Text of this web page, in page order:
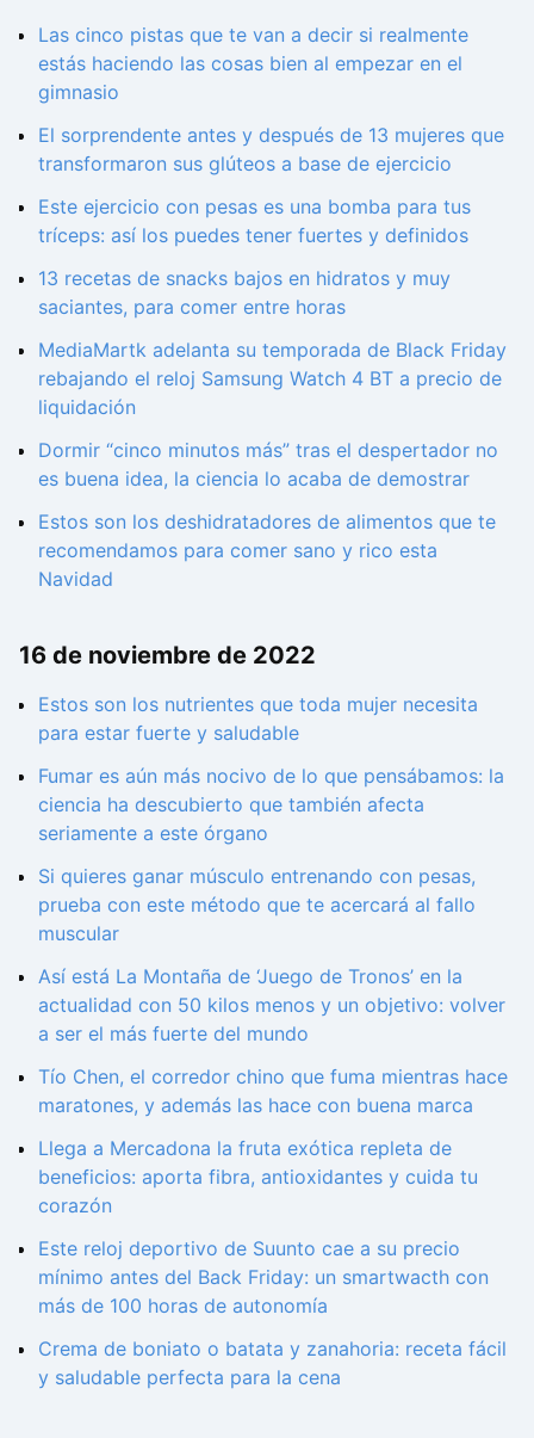
Las cinco pistas que te van a decir si realmente
estás haciendo las cosas bien al empezar en el
gimnasio
El sorprendente antes y después de 13 mujeres que
transformaron sus glúteos a base de ejercicio
Este ejercicio con pesas es una bomba para tus
tríceps: así los puedes tener fuertes y definidos
13 recetas de snacks bajos en hidratos y muy
saciantes, para comer entre horas
MediaMartk adelanta su temporada de Black Friday
rebajando el reloj Samsung Watch 4 BT a precio de
liquidación
Dormir “cinco minutos más” tras el despertador no
es buena idea, la ciencia lo acaba de demostrar
Estos son los deshidratadores de alimentos que te
recomendamos para comer sano y rico esta
Navidad
16 de noviembre de 2022
Estos son los nutrientes que toda mujer necesita
para estar fuerte y saludable
Fumar es aún más nocivo de lo que pensábamos: la
ciencia ha descubierto que también afecta
seriamente a este órgano
Si quieres ganar músculo entrenando con pesas,
prueba con este método que te acercará al fallo
muscular
Así está La Montaña de ‘Juego de Tronos’ en la
actualidad con 50 kilos menos y un objetivo: volver
a ser el más fuerte del mundo
Tío Chen, el corredor chino que fuma mientras hace
maratones, y además las hace con buena marca
Llega a Mercadona la fruta exótica repleta de
beneficios: aporta fibra, antioxidantes y cuida tu
corazón
Este reloj deportivo de Suunto cae a su precio
mínimo antes del Back Friday: un smartwacth con
más de 100 horas de autonomía
Crema de boniato o batata y zanahoria: receta fácil
y saludable perfecta para la cena